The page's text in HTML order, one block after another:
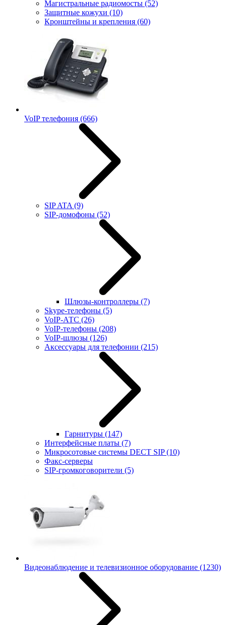
Магистральные радиомосты (52)
Защитные кожухи (10)
Кронштейны и крепления (60)
VoIP телефония (666)
SIP ATA (9)
SIP-домофоны (52)
Шлюзы-контроллеры (7)
Skype-телефоны (5)
VoIP-АТС (26)
VoIP-телефоны (208)
VoIP-шлюзы (126)
Аксессуары для телефонии (215)
Гарнитуры (147)
Интерфейсные платы (7)
Микросотовые системы DECT SIP(10)
Факс-серверы
SIP-громкоговорители (5)
Видеонаблюдение и телевизионное оборудование (1230)